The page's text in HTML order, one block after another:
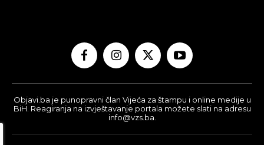
Objavi.ba je punopravni član Vijeća za štampu i online medije u
BiH. Reagiranja na izvještavanje portala možete slati na adresu
info@vzs.ba.